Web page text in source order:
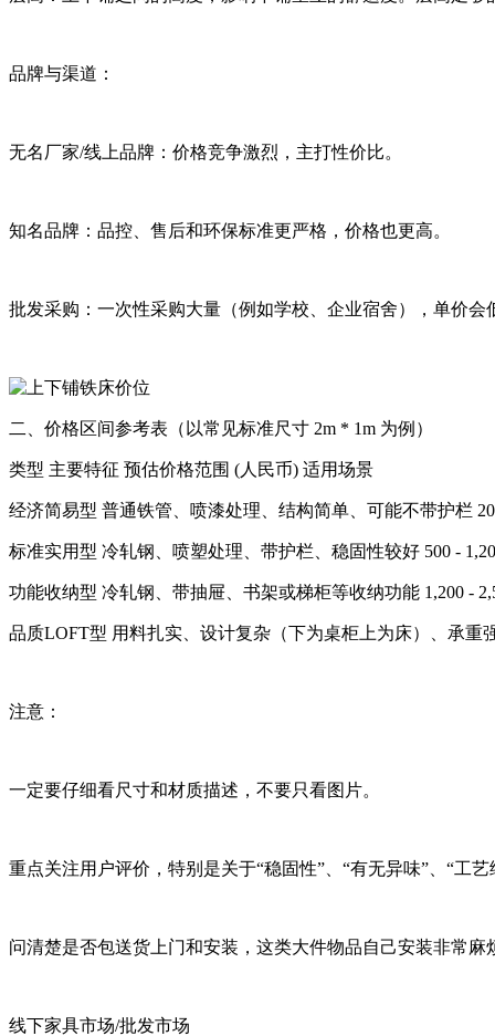
品牌与渠道：
无名厂家/线上品牌：价格竞争激烈，主打性价比。
知名品牌：品控、售后和环保标准更严格，价格也更高。
批发采购：一次性采购大量（例如学校、企业宿舍），单价会
二、价格区间参考表（以常见标准尺寸 2m * 1m 为例）
类型 主要特征 预估价格范围 (人民币) 适用场景
经济简易型 普通铁管、喷漆处理、结构简单、可能不带护栏
标准实用型 冷轧钢、喷塑处理、带护栏、稳固性较好 500 -
功能收纳型 冷轧钢、带抽屉、书架或梯柜等收纳功能 1,200 -
品质LOFT型 用料扎实、设计复杂（下为桌柜上为床）、承重
注意：
一定要仔细看尺寸和材质描述，不要只看图片。
重点关注用户评价，特别是关于“稳固性”、“有无异味”、“工
问清楚是否包送货上门和安装，这类大件物品自己安装非常麻
线下家具市场/批发市场